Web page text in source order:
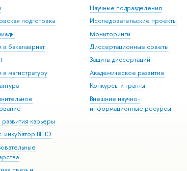
подготовка
бакалавриат
магистратуру
карьеры
инкубатор ВШЭ
Научные подразделения
Исследовательские проекты
Мониторинги
Диссертационные советы
Защиты диссертаций
Академическое развитие
Конкурсы и гранты
Внешние научно-
информационные ресурсы